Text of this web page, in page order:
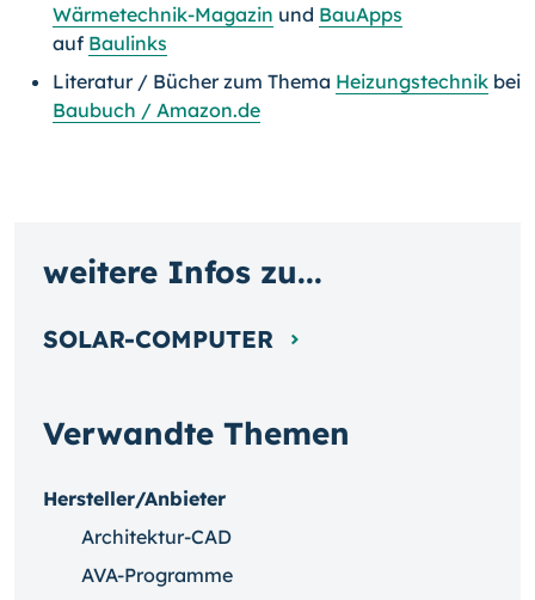
Wärmetechnik-Magazin und BauApps
auf Baulinks
Literatur / Bücher zum Thema Heizungstechnik bei
Baubuch / Amazon.de
Verwandte Themen
Hersteller/Anbieter
Architektur-CAD
AVA-Programme
weitere Infos zu...
SOLAR-COMPUTER